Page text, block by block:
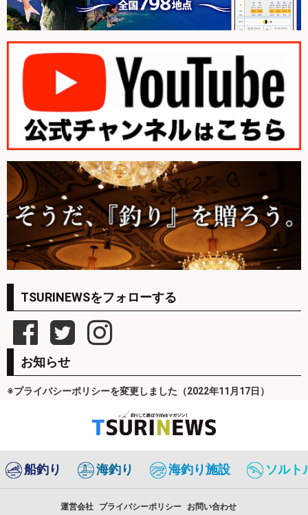
TSURINEWSをフォローする
お知らせ
※プライバシーポリシーを変更しました（2022年11月17日）
船釣り 海釣り 海釣り施設 ソルト
運営会社 プライバシーポリシー お問い合わせ